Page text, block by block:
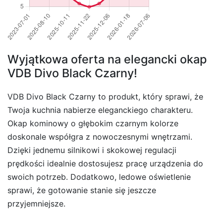
Wyjątkowa oferta na elegancki okap
VDB Divo Black Czarny!
VDB Divo Black Czarny to produkt, który sprawi, że
Twoja kuchnia nabierze eleganckiego charakteru.
Okap kominowy o głębokim czarnym kolorze
doskonale współgra z nowoczesnymi wnętrzami.
Dzięki jednemu silnikowi i skokowej regulacji
prędkości idealnie dostosujesz pracę urządzenia do
swoich potrzeb. Dodatkowo, ledowe oświetlenie
sprawi, że gotowanie stanie się jeszcze
przyjemniejsze.